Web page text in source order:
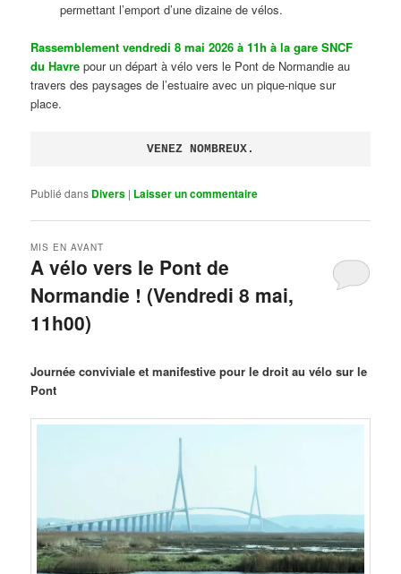
permettant l’emport d’une dizaine de vélos.
Rassemblement vendredi 8 mai 2026 à 11h à la gare SNCF
du Havre pour un départ à vélo vers le Pont de Normandie au
travers des paysages de l’estuaire avec un pique-nique sur
place.
VENEZ NOMBREUX.
Publié dans Divers | Laisser un commentaire
A vélo vers le Pont de
Normandie ! (Vendredi 8 mai,
11h00)
MIS EN AVANT
Journée conviviale et manifestive pour le droit au vélo sur le
Pont